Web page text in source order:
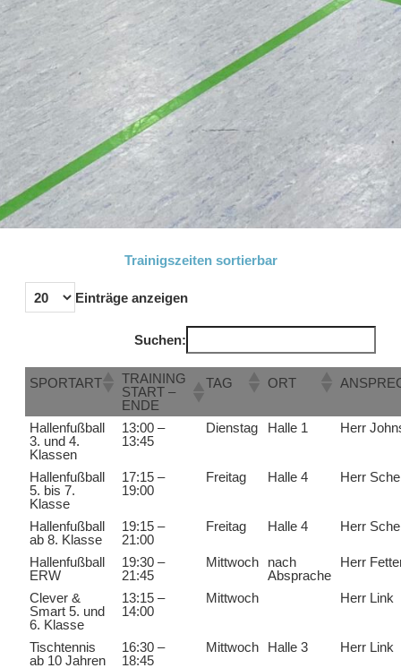
Trainigszeiten sortierbar
Einträge anzeigen
Suchen:
SPORTART
TRAINING
START –
ENDE
TAG ORT
Hallenfußball
3. und 4.
Klassen
13:00 –
13:45
Dienstag Halle 1 Herr
Hallenfußball
5. bis 7.
Klasse
17:15 –
19:00
Freitag Halle 4 Herr
Hallenfußball
ab 8. Klasse
19:15 –
21:00
Freitag Halle 4 Herr
Hallenfußball
ERW
19:30 –
21:45
Mittwoch
nach
Absprache
Herr
Clever &
Smart 5. und
6. Klasse
13:15 –
14:00
Mittwoch Herr Link
Tischtennis
ab 10 Jahren
16:30 –
18:45
Mittwoch Halle 3 Herr Link